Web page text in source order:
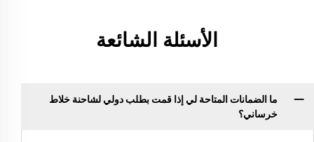
الأسئلة الشائعة
ما الضمانات المتاحة لي إذا قمت بطلب دولي لشاحنة خلاط
خرساني؟